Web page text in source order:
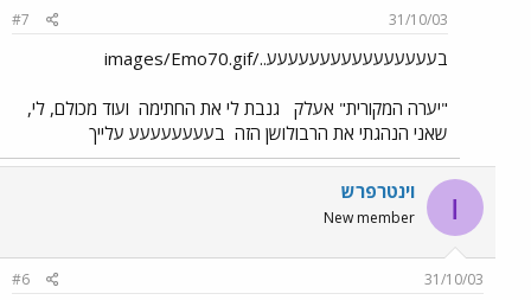
31/10/03
#7
בעעעעעעעעעעעעעעעע../images/Emo70.gif
"יערה המקורית" אעלק גנבת לי את החתימה ועוד מכולם, לי,
שאני הנהגתי את הרבולושן הזה בעעעעעעעע עלייך
ו וינטרפרש
New member
31/10/03
#6